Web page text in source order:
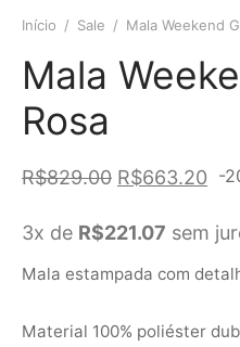
Início / Sale / Mala Weekend
Mala
Rosa
-
R$829.00 O preço
era:
R$829.00.
R$663.20 O
3x de R$221.07 sem
Mala estampada com
Material 100% poliéster